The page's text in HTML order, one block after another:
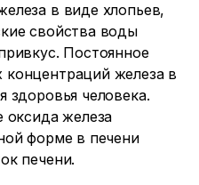
в виде хлопьев,
свойства воды
Постоянное
железа в
здоровья человека.
железа
форме в печени
печени.